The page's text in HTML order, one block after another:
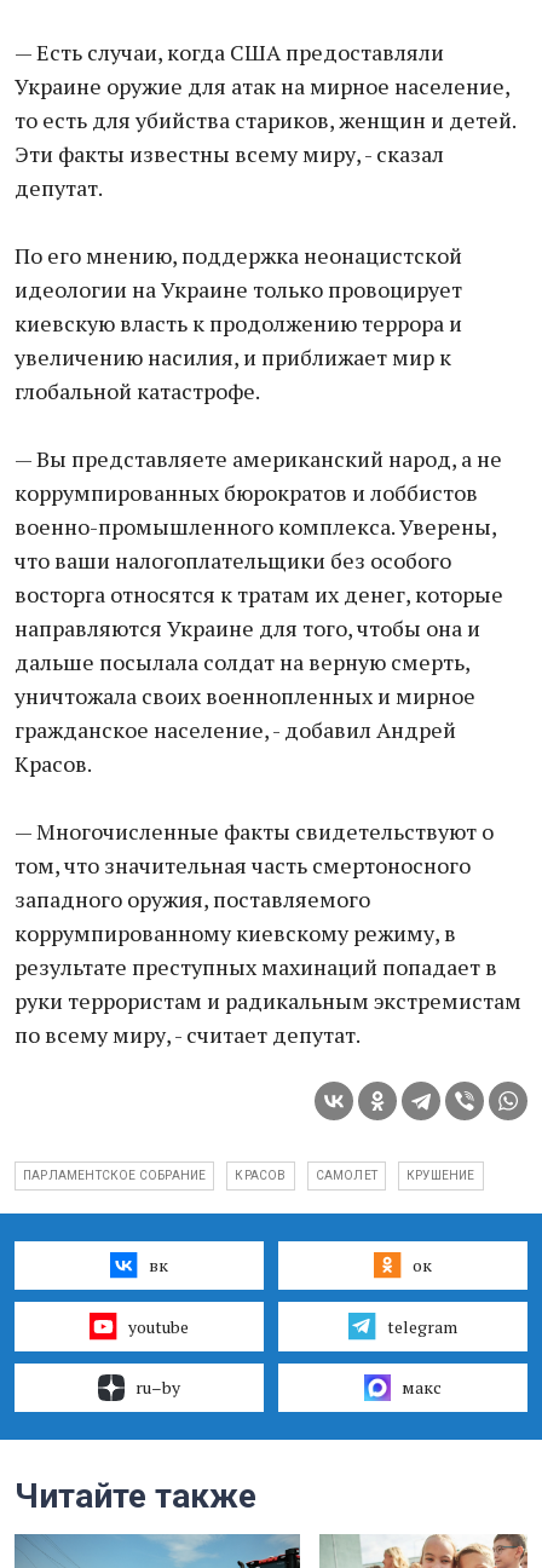
— Есть случаи, когда США предоставляли
Украине оружие для атак на мирное население,
то есть для убийства стариков, женщин и детей.
Эти факты известны всему миру, - сказал
депутат.
По его мнению, поддержка неонацистской
идеологии на Украине только провоцирует
киевскую власть к продолжению террора и
увеличению насилия, и приближает мир к
глобальной катастрофе.
— Вы представляете американский народ, а не
коррумпированных бюрократов и лоббистов
военно-промышленного комплекса. Уверены,
что ваши налогоплательщики без особого
восторга относятся к тратам их денег, которые
направляются Украине для того, чтобы она и
дальше посылала солдат на верную смерть,
уничтожала своих военнопленных и мирное
гражданское население, - добавил Андрей
Красов.
— Многочисленные факты свидетельствуют о
том, что значительная часть смертоносного
западного оружия, поставляемого
коррумпированному киевскому режиму, в
результате преступных махинаций попадает в
руки террористам и радикальным экстремистам
по всему миру, - считает депутат.
ПАРЛАМЕНТСКОЕ СОБРАНИЕ КРАСОВ САМОЛЕТ КРУШЕНИЕ
вк ок
youtube telegram
ru–by макс
Читайте также